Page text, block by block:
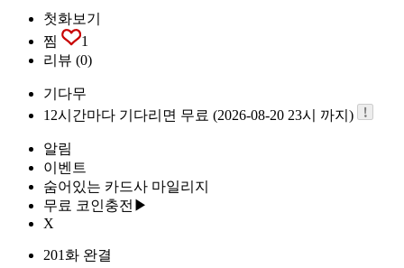
첫화보기
찜
1
리뷰 (0)
기다무
12시간마다 기다리면 무료 (2026-08-20 23시 까지)
알림
이벤트
숨어있는 카드사 마일리지
무료 코인충전▶
X
201화 완결